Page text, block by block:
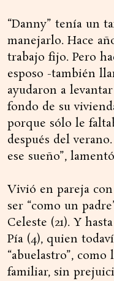
“Danny” tenía un
manejarlo. Hace
trabajo fijo. Pero
esposo -también
ayudaron a
fondo de su
porque sólo le
después del
ese sueño”,
Vivió en pareja
ser “como un
Celeste (21). Y
Pía (4), quien
“abuelastro”,
familiar, sin